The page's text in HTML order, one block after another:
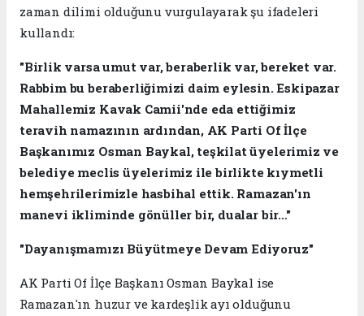
zaman dilimi olduğunu vurgulayarak şu ifadeleri
kullandı:
"Birlik varsa umut var, beraberlik var, bereket var.
Rabbim bu beraberliğimizi daim eylesin. Eskipazar
Mahallemiz Kavak Camii'nde eda ettiğimiz
teravih namazının ardından, AK Parti Of İlçe
Başkanımız Osman Baykal, teşkilat üyelerimiz ve
belediye meclis üyelerimiz ile birlikte kıymetli
hemşehrilerimizle hasbihal ettik. Ramazan'ın
manevi ikliminde gönüller bir, dualar bir…"
"Dayanışmamızı Büyütmeye Devam Ediyoruz"
AK Parti Of İlçe Başkanı Osman Baykal ise
Ramazan'ın huzur ve kardeşlik ayı olduğunu